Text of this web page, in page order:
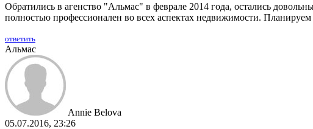
Обратились в агенство "Альмас" в феврале 2014 года, остались
полностью профессионален во всех аспектах недвижимости. Планируем
ответить
Альмас
Annie Belova
05.07.2016, 23:26